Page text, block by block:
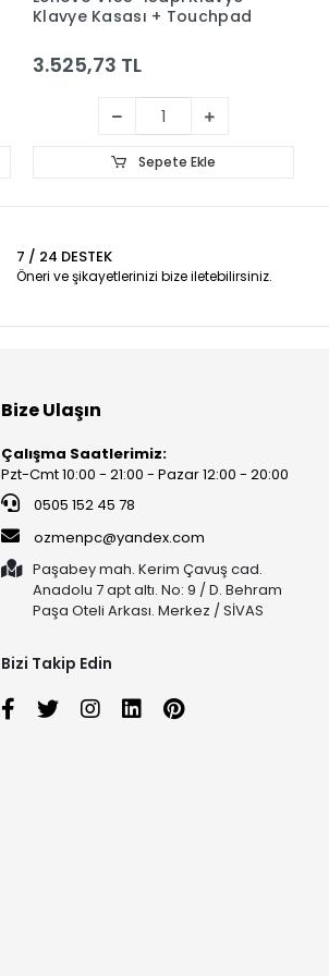
Klavye Kasası + Touchpad
3.525,73 TL
Sepete Ekle
7 / 24 DESTEK
Öneri ve şikayetlerinizi bize iletebilirsiniz.
Bize Ulaşın
Çalışma Saatlerimiz:
Pzt-Cmt 10:00 - 21:00 - Pazar 12:00 - 20:00
0505 152 45 78
ozmenpc@yandex.com
Paşabey mah. Kerim Çavuş cad.
Anadolu 7 apt altı. No: 9 / D. Behram
Paşa Oteli Arkası. Merkez / SİVAS
Bizi Takip Edin